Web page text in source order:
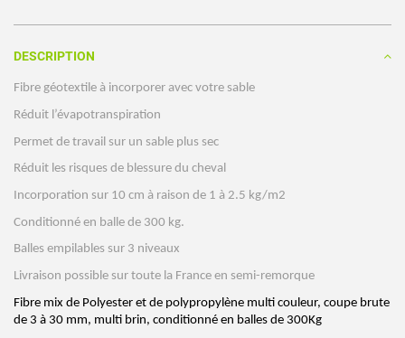
DESCRIPTION
Fibre géotextile à incorporer avec votre sable
Réduit l’évapotranspiration
Permet de travail sur un sable plus sec
Réduit les risques de blessure du cheval
Incorporation sur 10 cm à raison de 1 à 2.5 kg/m2
Conditionné en balle de 300 kg.
Balles empilables sur 3 niveaux
Livraison possible sur toute la France en semi-remorque
Fibre mix de Polyester et de polypropylène multi couleur, coupe brute
de 3 à 30 mm, multi brin, conditionné en balles de 300Kg